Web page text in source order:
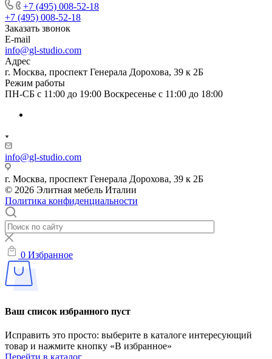
+7 (495) 008-52-18
+7 (495) 008-52-18
Заказать звонок
E-mail
info@gl-studio.com
Адрес
г. Москва, проспект Генерала Дорохова, 39 к 2Б
Режим работы
ПН-СБ с 11:00 до 19:00 Воскресенье с 11:00 до 18:00
info@gl-studio.com
г. Москва, проспект Генерала Дорохова, 39 к 2Б
© 2026 Элитнaя мeбeль Итaлии
Политика конфиденциальности
0 Избранное
Ваш список избранного пуст
Исправить это просто: выберите в каталоге интересующий
товар и нажмите кнопку «В избранное»